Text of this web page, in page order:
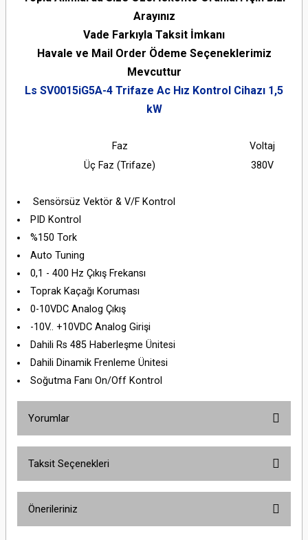
Arayınız
Vade Farkıyla Taksit İmkanı
Havale ve Mail Order Ödeme Seçeneklerimiz
Mevcuttur
Ls SV0015iG5A-4 Trifaze Ac Hız Kontrol Cihazı 1,5
kW
Faz
Voltaj
Üç Faz (Trifaze)
380V
Sensörsüz Vektör & V/F Kontrol
PID Kontrol
%150 Tork
Auto Tuning
0,1 - 400 Hz Çıkış Frekansı
Toprak Kaçağı Koruması
0-10VDC Analog Çıkış
-10V.. +10VDC Analog Girişi
Dahili Rs 485 Haberleşme Ünitesi
Dahili Dinamik Frenleme Ünitesi
Soğutma Fanı On/Off Kontrol
Yorumlar
Taksit Seçenekleri
Önerileriniz